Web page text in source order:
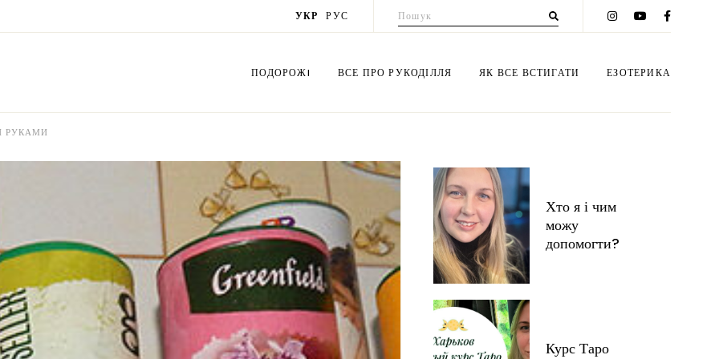
УКР РУС Пошук
для:
ПОДОРОЖI
Латвія
Польща
Грузія
Литва
Естонія
Нідерланди
ВСЕ ПРО РУКОДІЛЛЯ
Букет з цукерок
Бісероплетiння
Вирiб з бумаги
Орігамі
Декупаж
Листівки
ЯК ВСЕ ВСТИГАТИ
Психологія
Здоров'я
Instagram
Будьте стрункою!
Будинок
ЕЗОТЕРИКА
Таро бібліотека
Нумерологія
РУКАМИ
Хто я і чим
можу
допомогти?
Курс Таро